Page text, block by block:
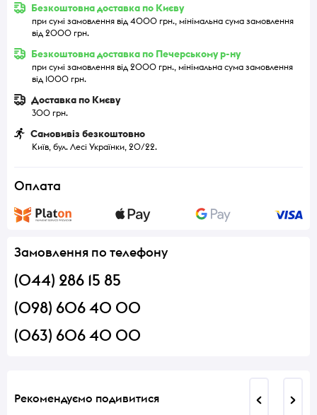
Безкоштовна доставка по Києву
при сумі замовлення від 4000 грн., мінімальна сума замовлення
від 2000 грн.
Безкоштовна доставка по Печерському р-ну
при сумі замовлення від 2000 грн., мінімальна сума замовлення
від 1000 грн.
Доставка по Києву
300 грн.
Самовивіз безкоштовно
Київ, бул. Лесі Українки, 20/22.
Оплата
Замовлення по телефону
(044) 286 15 85
(098) 606 40 00
(063) 606 40 00
Рекомендуємо подивитися